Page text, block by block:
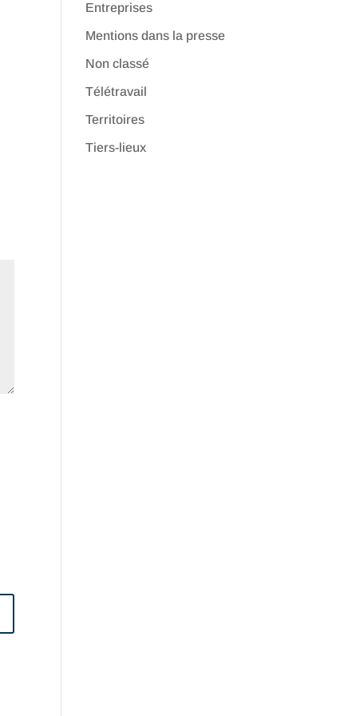
Entreprises
Mentions dans la presse
Non classé
Télétravail
Territoires
Tiers-lieux